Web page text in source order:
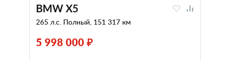
BMW X5
265 л.с. Полный, 151 317 км
5 998 000 ₽